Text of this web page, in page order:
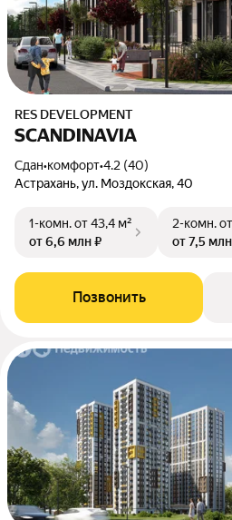
RES DEVELOPMENT
SCANDINAVIA
Сдан•комфорт•4.2 (40)
Астрахань, ул. Моздокская, 40
1-комн.от 43,4 м²
от 6,6 млн ₽
2-комн.
от 7,5
Позвонить